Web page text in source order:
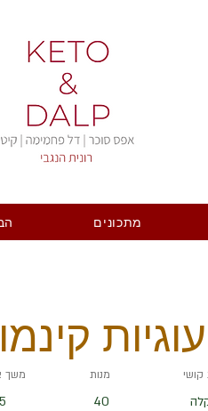
מתכונים
עוגיות
משך מנות
40
קושי